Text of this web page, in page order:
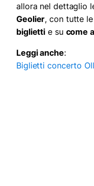
allora nel dettaglio
Geolier, con tutte
biglietti e su come
Leggi anche:
Biglietti concerto